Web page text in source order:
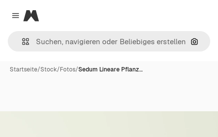
Close menu
Magnific
Nach
Startseite/Stock/Fotos/Sedum Lineare Pflanz…